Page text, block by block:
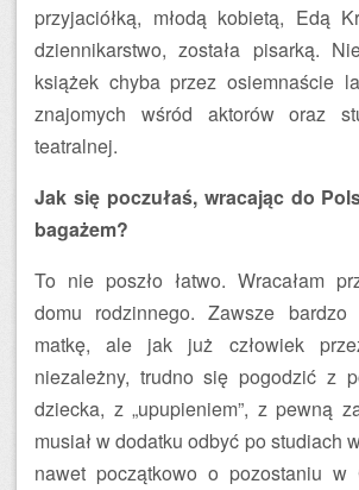
przyjaciółką, młodą kobietą, Edą
dziennikarstwo, została pisarką.
książek chyba przez osiemnaście
znajomych wśród aktorów oraz
teatralnej.
Jak się poczułaś, wracając do
bagażem?
To nie poszło łatwo. Wracałam
domu rodzinnego. Zawsze bardzo
matkę, ale jak już człowiek
niezależny, trudno się pogodzić z
dziecka, z „upupieniem”, z pewną
musiał w dodatku odbyć po studiach
nawet początkowo o pozostaniu w